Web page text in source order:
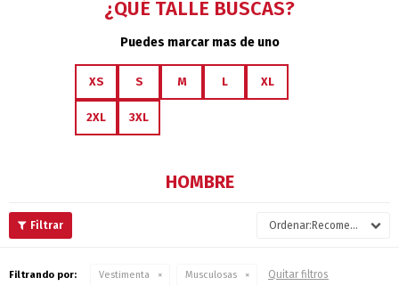
¿QUÉ TALLE BUSCAS?
Puedes marcar mas de uno
XS S M L XL
2XL 3XL
HOMBRE
Recomendados
Filtrando por: Vestimenta Musculosas Quitar filtros